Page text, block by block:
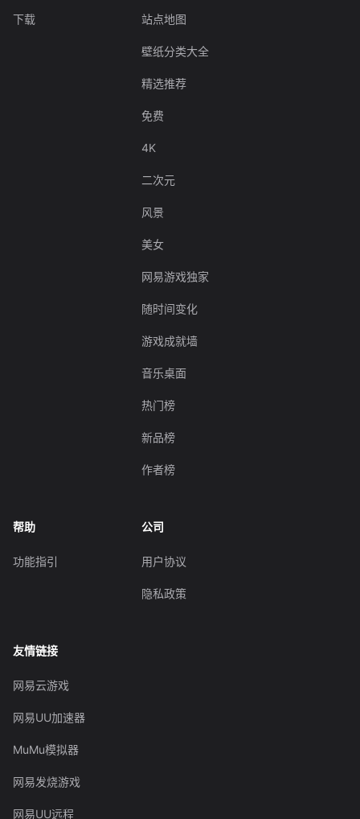
下载 站点地图
壁纸分类大全
精选推荐
免费
4K
二次元
风景
美女
网易游戏独家
随时间变化
游戏成就墙
音乐桌面
热门榜
新品榜
作者榜
帮助
功能指引
公司
用户协议
隐私政策
友情链接
网易云游戏
网易UU加速器
MuMu模拟器
网易发烧游戏
网易UU远程